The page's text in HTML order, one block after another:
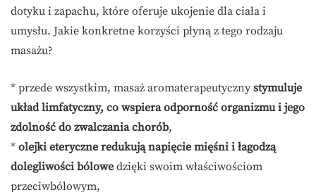
dotyku i zapachu, które oferuje ukojenie dla ciała i
umysłu. Jakie konkretne korzyści płyną z tego rodzaju
masażu?
* przede wszystkim, masaż aromaterapeutyczny stymuluje
układ limfatyczny, co wspiera odporność organizmu i jego
zdolność do zwalczania chorób,
* olejki eteryczne redukują napięcie mięśni i łagodzą
dolegliwości bólowe dzięki swoim właściwościom
przeciwbólowym,